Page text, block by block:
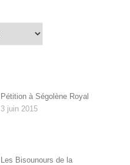
Pétition à Ségolène Royal
3 juin 2015
Les Bisounours de la